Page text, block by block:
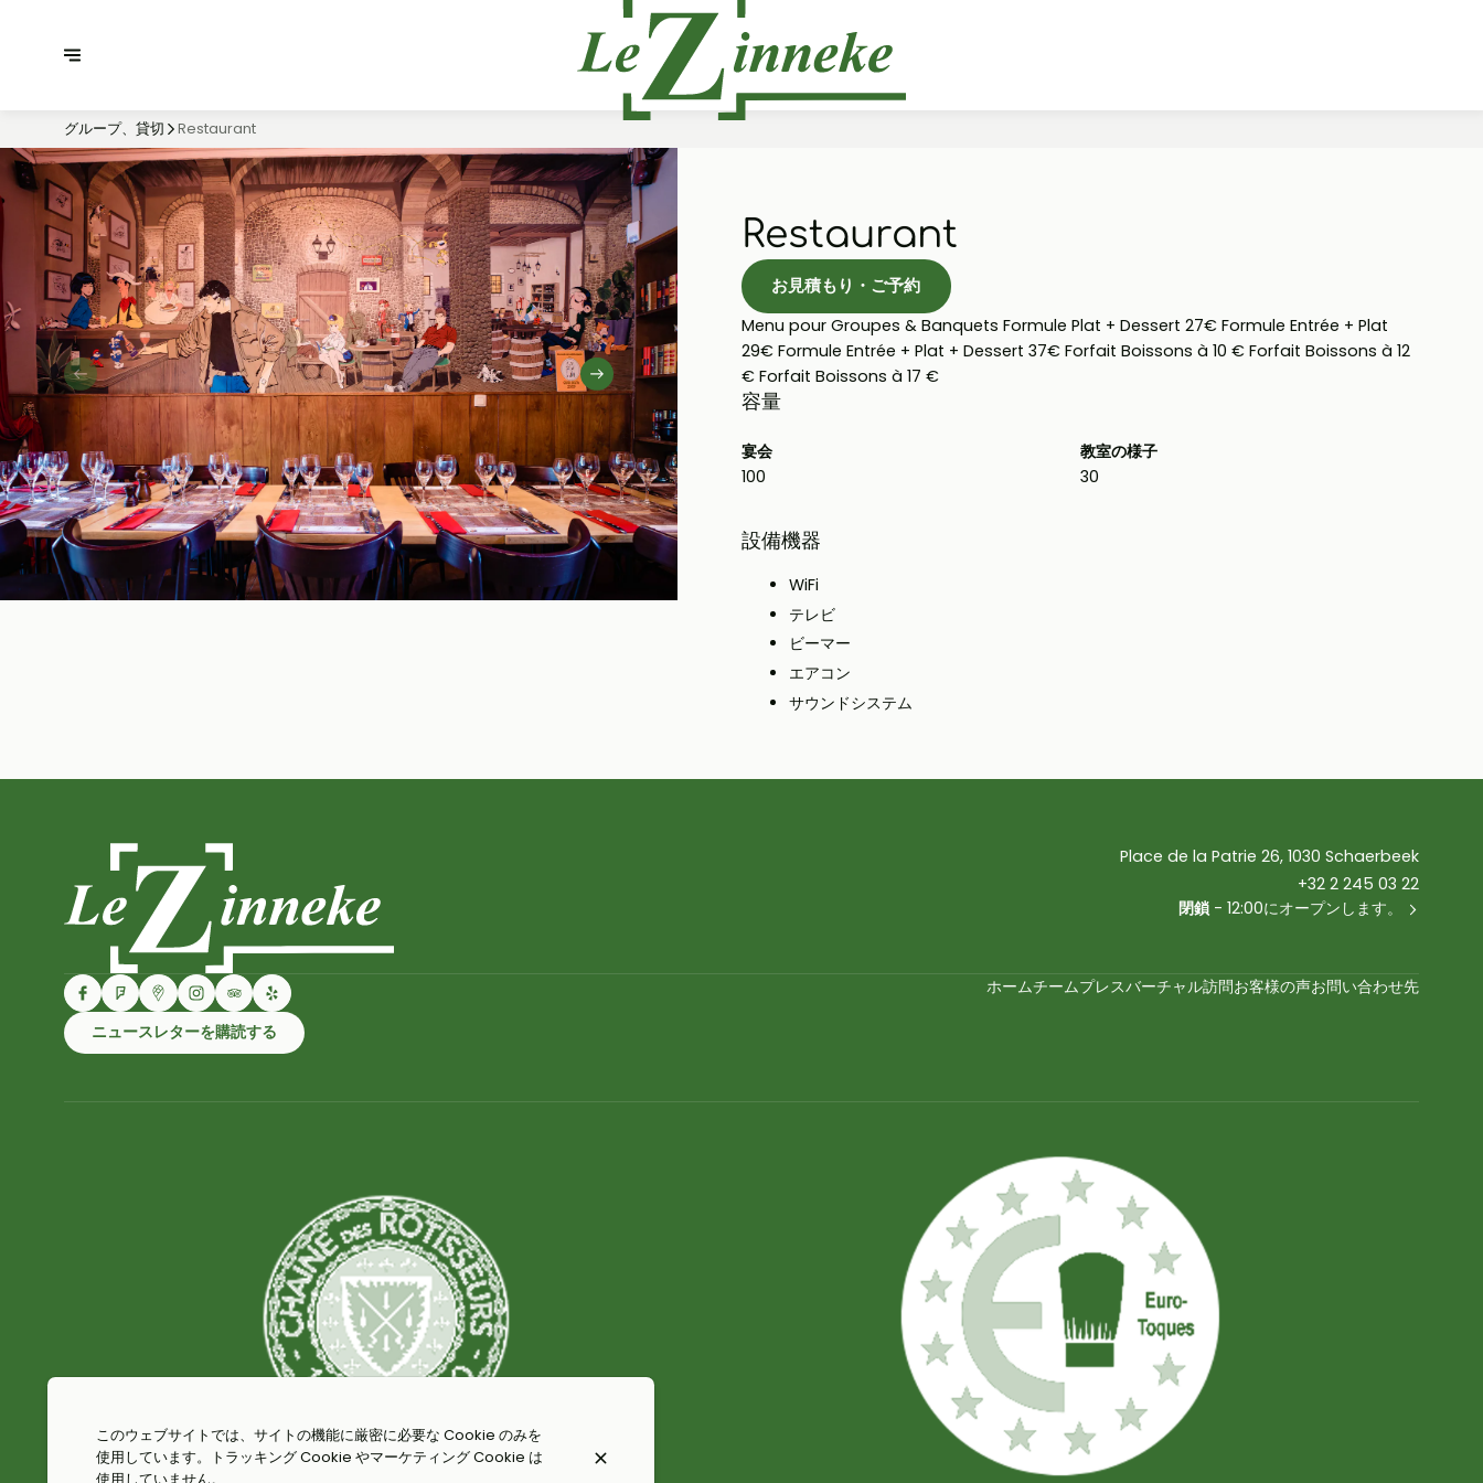
グループ、貸切 Restaurant
Restaurant
お見積もり・ご予約
Menu pour Groupes & Banquets Formule Plat + Dessert 27€ Formule Entrée + Plat
29€ Formule Entrée + Plat + Dessert 37€ Forfait Boissons à 10 € Forfait Boissons à 12
€ Forfait Boissons à 17 €
容量
宴会
100
教室の様子
30
設備機器
WiFi
テレビ
ビーマー
エアコン
サウンドシステム
Place de la Patrie 26, 1030 Schaerbeek
+32 2 245 03 22
閉鎖- 12:00にオープンします。
ホームチームプレスバーチャル訪問お客様の声お問い合わせ先
ニュースレターを購読する
このウェブサイトでは、サイトの機能に厳密に必要な Cookie のみを
使用しています。トラッキング Cookie やマーケティング Cookie は